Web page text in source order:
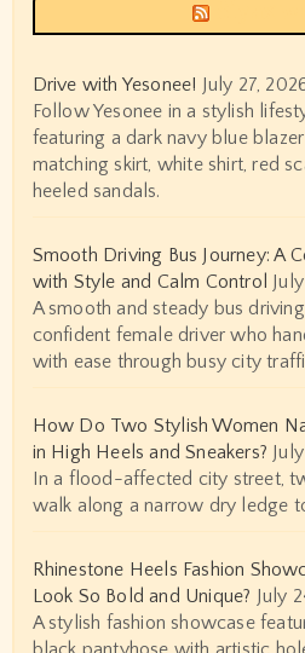
Drive with Yesonee! July 27,
Follow Yesonee in a stylish
featuring a dark navy blue
matching skirt, white shirt, red
heeled sandals.
Smooth Driving Bus Journey: A
with Style and Calm Control
A smooth and steady bus
confident female driver who
with ease through busy city
How Do Two Stylish Women
in High Heels and Sneakers?
In a flood-affected city street,
walk along a narrow dry ledge
Rhinestone Heels Fashion
Look So Bold and Unique? July
A stylish fashion showcase